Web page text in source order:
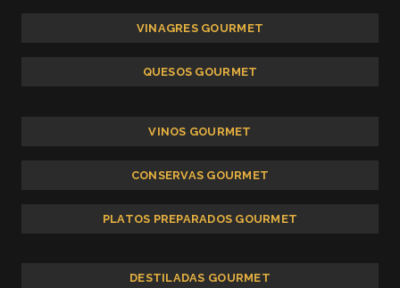
VINAGRES GOURMET
QUESOS GOURMET
VINOS GOURMET
CONSERVAS GOURMET
PLATOS PREPARADOS GOURMET
DESTILADAS GOURMET